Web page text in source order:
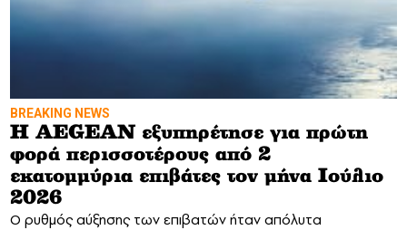
BREAKING NEWS
Η AEGEAN εξυπηρέτησε για πρώτη
φορά περισσοτέρους από 2
εκατομμύρια επιβάτες τον μήνα Ιούλιο
2026
Ο ρυθμός αύξησης των επιβατών ήταν απόλυτα